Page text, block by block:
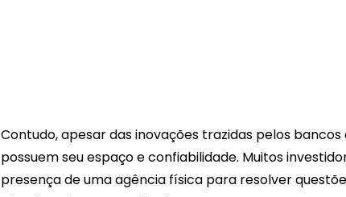
Contudo, apesar das inovações trazidas pelos
possuem seu espaço e confiabilidade. Muitos
presença de uma agência física para resolver